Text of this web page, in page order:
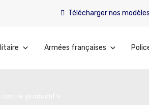
Télécharger nos modèles
Armées françaises